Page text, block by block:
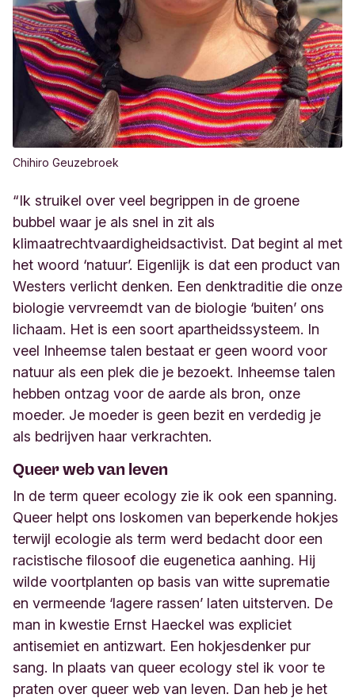
Chihiro Geuzebroek
“Ik struikel over veel begrippen in de groene
bubbel waar je als snel in zit als
klimaatrechtvaardigheidsactivist. Dat begint al met
het woord ‘natuur’. Eigenlijk is dat een product van
Westers verlicht denken. Een denktraditie die onze
biologie vervreemdt van de biologie ‘buiten’ ons
lichaam. Het is een soort apartheidssysteem. In
veel Inheemse talen bestaat er geen woord voor
natuur als een plek die je bezoekt. Inheemse talen
hebben ontzag voor de aarde als bron, onze
moeder. Je moeder is geen bezit en verdedig je
als bedrijven haar verkrachten.
Queer web van leven
In de term queer ecology zie ik ook een spanning.
Queer helpt ons loskomen van beperkende hokjes
terwijl ecologie als term werd bedacht door een
racistische filosoof die eugenetica aanhing. Hij
wilde voortplanten op basis van witte suprematie
en vermeende ‘lagere rassen’ laten uitsterven. De
man in kwestie Ernst Haeckel was expliciet
antisemiet en antizwart. Een hokjesdenker pur
sang. In plaats van queer ecology stel ik voor te
praten over queer web van leven. Dan heb je het